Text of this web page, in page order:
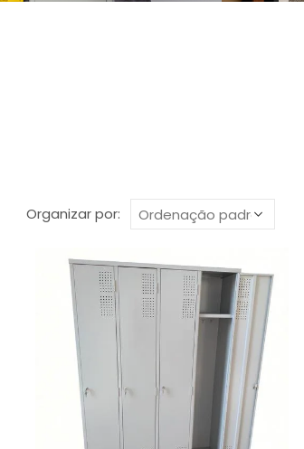
Organizar por: